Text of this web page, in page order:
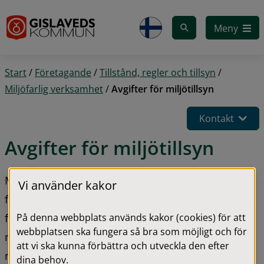
Meny
Start/ Företagande /Tillstånd, regler och tillsyn /
Miljöfarlig verksamhet/Avgifter för miljötillsyn
Kontakt
Avgifter för miljötillsyn
Miljöenheten arbetar med tillsyn över
fastighetsägare, privatpersoner och verksamheter
för att se till att de följer bestämmelserna i
miljöbalken, som finns till skydd för hälsa och
miljön. Vi tar ut avgifter för vårt arbete enligt en
Vi använder kakor
På denna webbplats används kakor (cookies) för att
webbplatsen ska fungera så bra som möjligt och för
att vi ska kunna förbättra och utveckla den efter
dina behov.